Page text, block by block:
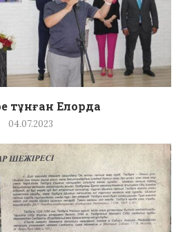
тұнған Елорда
04.07.2023